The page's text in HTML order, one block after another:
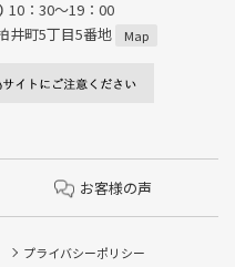
10：30～19：00
井町5丁目5番地
Map
お客様の声
プライバシーポリシー